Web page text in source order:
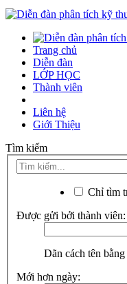
Trang chủ
Diễn đàn
LỚP HỌC
Thành viên
Liên hệ
Giới Thiệu
Tìm kiếm
Chỉ tìm
Được gửi bởi thành viên:
Dãn cách tên
Mới hơn ngày: